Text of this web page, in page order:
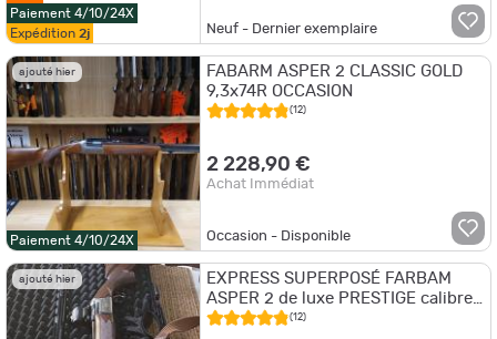
Paiement 4/10/24X
Expédition 2j Neuf - Dernier exemplaire
ajouté hier
Paiement 4/10/24X
FABARM ASPER 2 CLASSIC GOLD
9,3x74R OCCASION
(12)
2 228,90 €
Achat Immédiat
Occasion - Disponible
ajouté hier
EXPRESS SUPERPOSÉ FARBAM
ASPER 2 de luxe PRESTIGE calibre
9,3x74R
(12)